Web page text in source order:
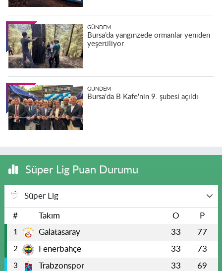
GÜNDEM
Bursa’da yangınzede ormanlar yeniden
yeşertiliyor
GÜNDEM
Bursa'da B Kafe'nin 9. şubesi açıldı
Süper Lig Puan Durumu
Süper Lig
# Takım O P
1 Galatasaray 33 77
2 Fenerbahçe 33 73
3 Trabzonspor 33 69